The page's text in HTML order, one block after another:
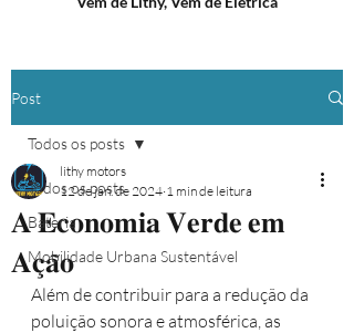
Post
Todos os posts
Bateria
Mobilidade Urbana Sustentável
Todos os posts
𝐀 𝐄𝐜𝐨𝐧𝐨𝐦𝐢𝐚 𝐕𝐞𝐫𝐝𝐞 𝐞𝐦
𝐀𝐜̧𝐚̃𝐨
lithy motors
12 de jan. de 2024 1 min de leitura
Além de contribuir para a redução da
poluição sonora e atmosférica, as